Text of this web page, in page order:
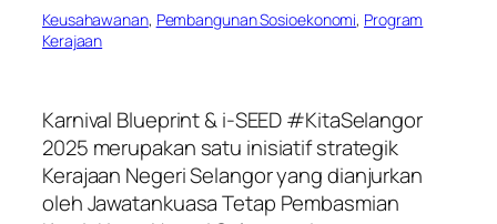
Keusahawanan, Pembangunan Sosioekonomi, Program
Kerajaan
Karnival Blueprint & i-SEED #KitaSelangor
2025 merupakan satu inisiatif strategik
Kerajaan Negeri Selangor yang dianjurkan
oleh Jawatankuasa Tetap Pembasmian